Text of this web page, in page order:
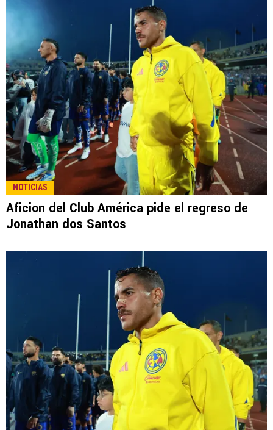
NOTICIAS
Aficion del Club América pide el regreso de
Jonathan dos Santos